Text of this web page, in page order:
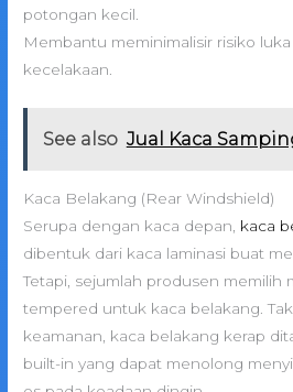
potongan kecil.
Membantu meminimalisir risiko
kecelakaan.
See also Jual Kaca
Kaca Belakang (Rear Windshield)
Serupa dengan kaca depan, kaca
dibentuk dari kaca laminasi buat
Tetapi, sejumlah produsen memilih
tempered untuk kaca belakang.
keamanan, kaca belakang kerap
built-in yang dapat menolong